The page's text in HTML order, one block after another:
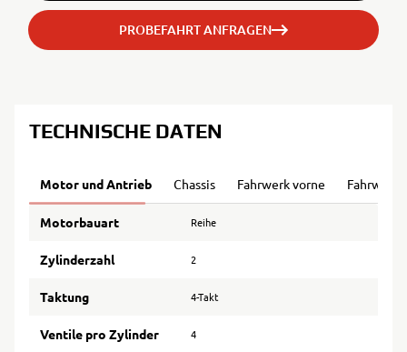
PROBEFAHRT ANFRAGEN
TECHNISCHE DATEN
Motor und Antrieb Chassis Fahrwerk vorne Fahrwerk
Motorbauart Reihe
Zylinderzahl 2
Taktung 4-Takt
Ventile pro Zylinder 4